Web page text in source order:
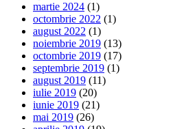
martie 2024 (1)
octombrie 2022 (1)
august 2022 (1)
noiembrie 2019 (13)
octombrie 2019 (17)
septembrie 2019 (1)
august 2019 (11)
iulie 2019 (20)
iunie 2019 (21)
mai 2019 (26)